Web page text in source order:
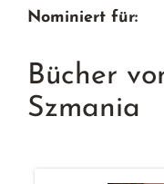
Nominiert für:
Bücher
Szmania